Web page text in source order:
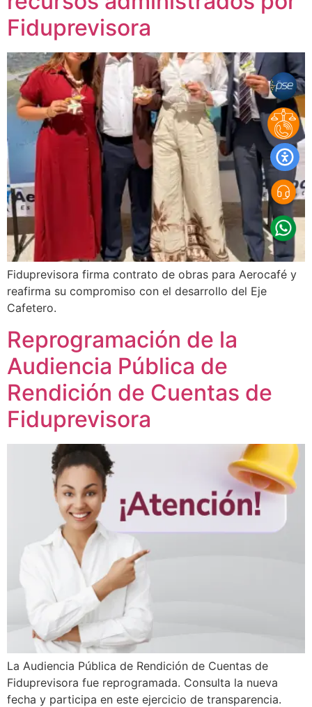
Fiduprevisora
Fiduprevisora firma contrato de obras para Aerocafé y
reafirma su compromiso con el desarrollo del Eje
Cafetero.
Reprogramación de la
Audiencia Pública de
Rendición de Cuentas de
Fiduprevisora
La Audiencia Pública de Rendición de Cuentas de
Fiduprevisora fue reprogramada. Consulta la nueva
fecha y participa en este ejercicio de transparencia.